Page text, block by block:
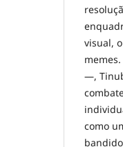
visual,
—,
como